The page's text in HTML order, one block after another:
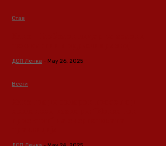
Став
ДСП Ленка - May 26, 2025
Вести